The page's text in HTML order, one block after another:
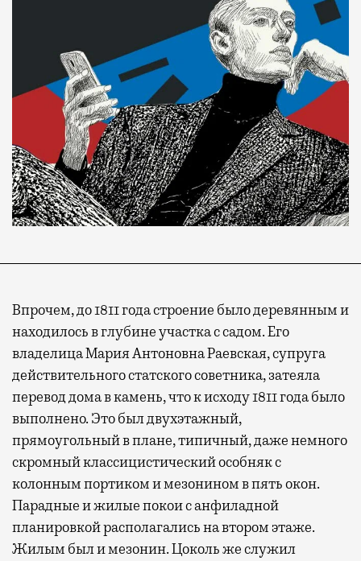
Впрочем, до 1811 года строение было деревянным и
находилось в глубине участка с садом. Его
владелица Мария Антоновна Раевская, супруга
действительного статского советника, затеяла
перевод дома в камень, что к исходу 1811 года было
выполнено. Это был двухэтажный,
прямоугольный в плане, типичный, даже немного
скромный классицистический особняк с
колонным портиком и мезонином в пять окон.
Парадные и жилые покои с анфиладной
планировкой располагались на втором этаже.
Жилым был и мезонин. Цоколь же служил